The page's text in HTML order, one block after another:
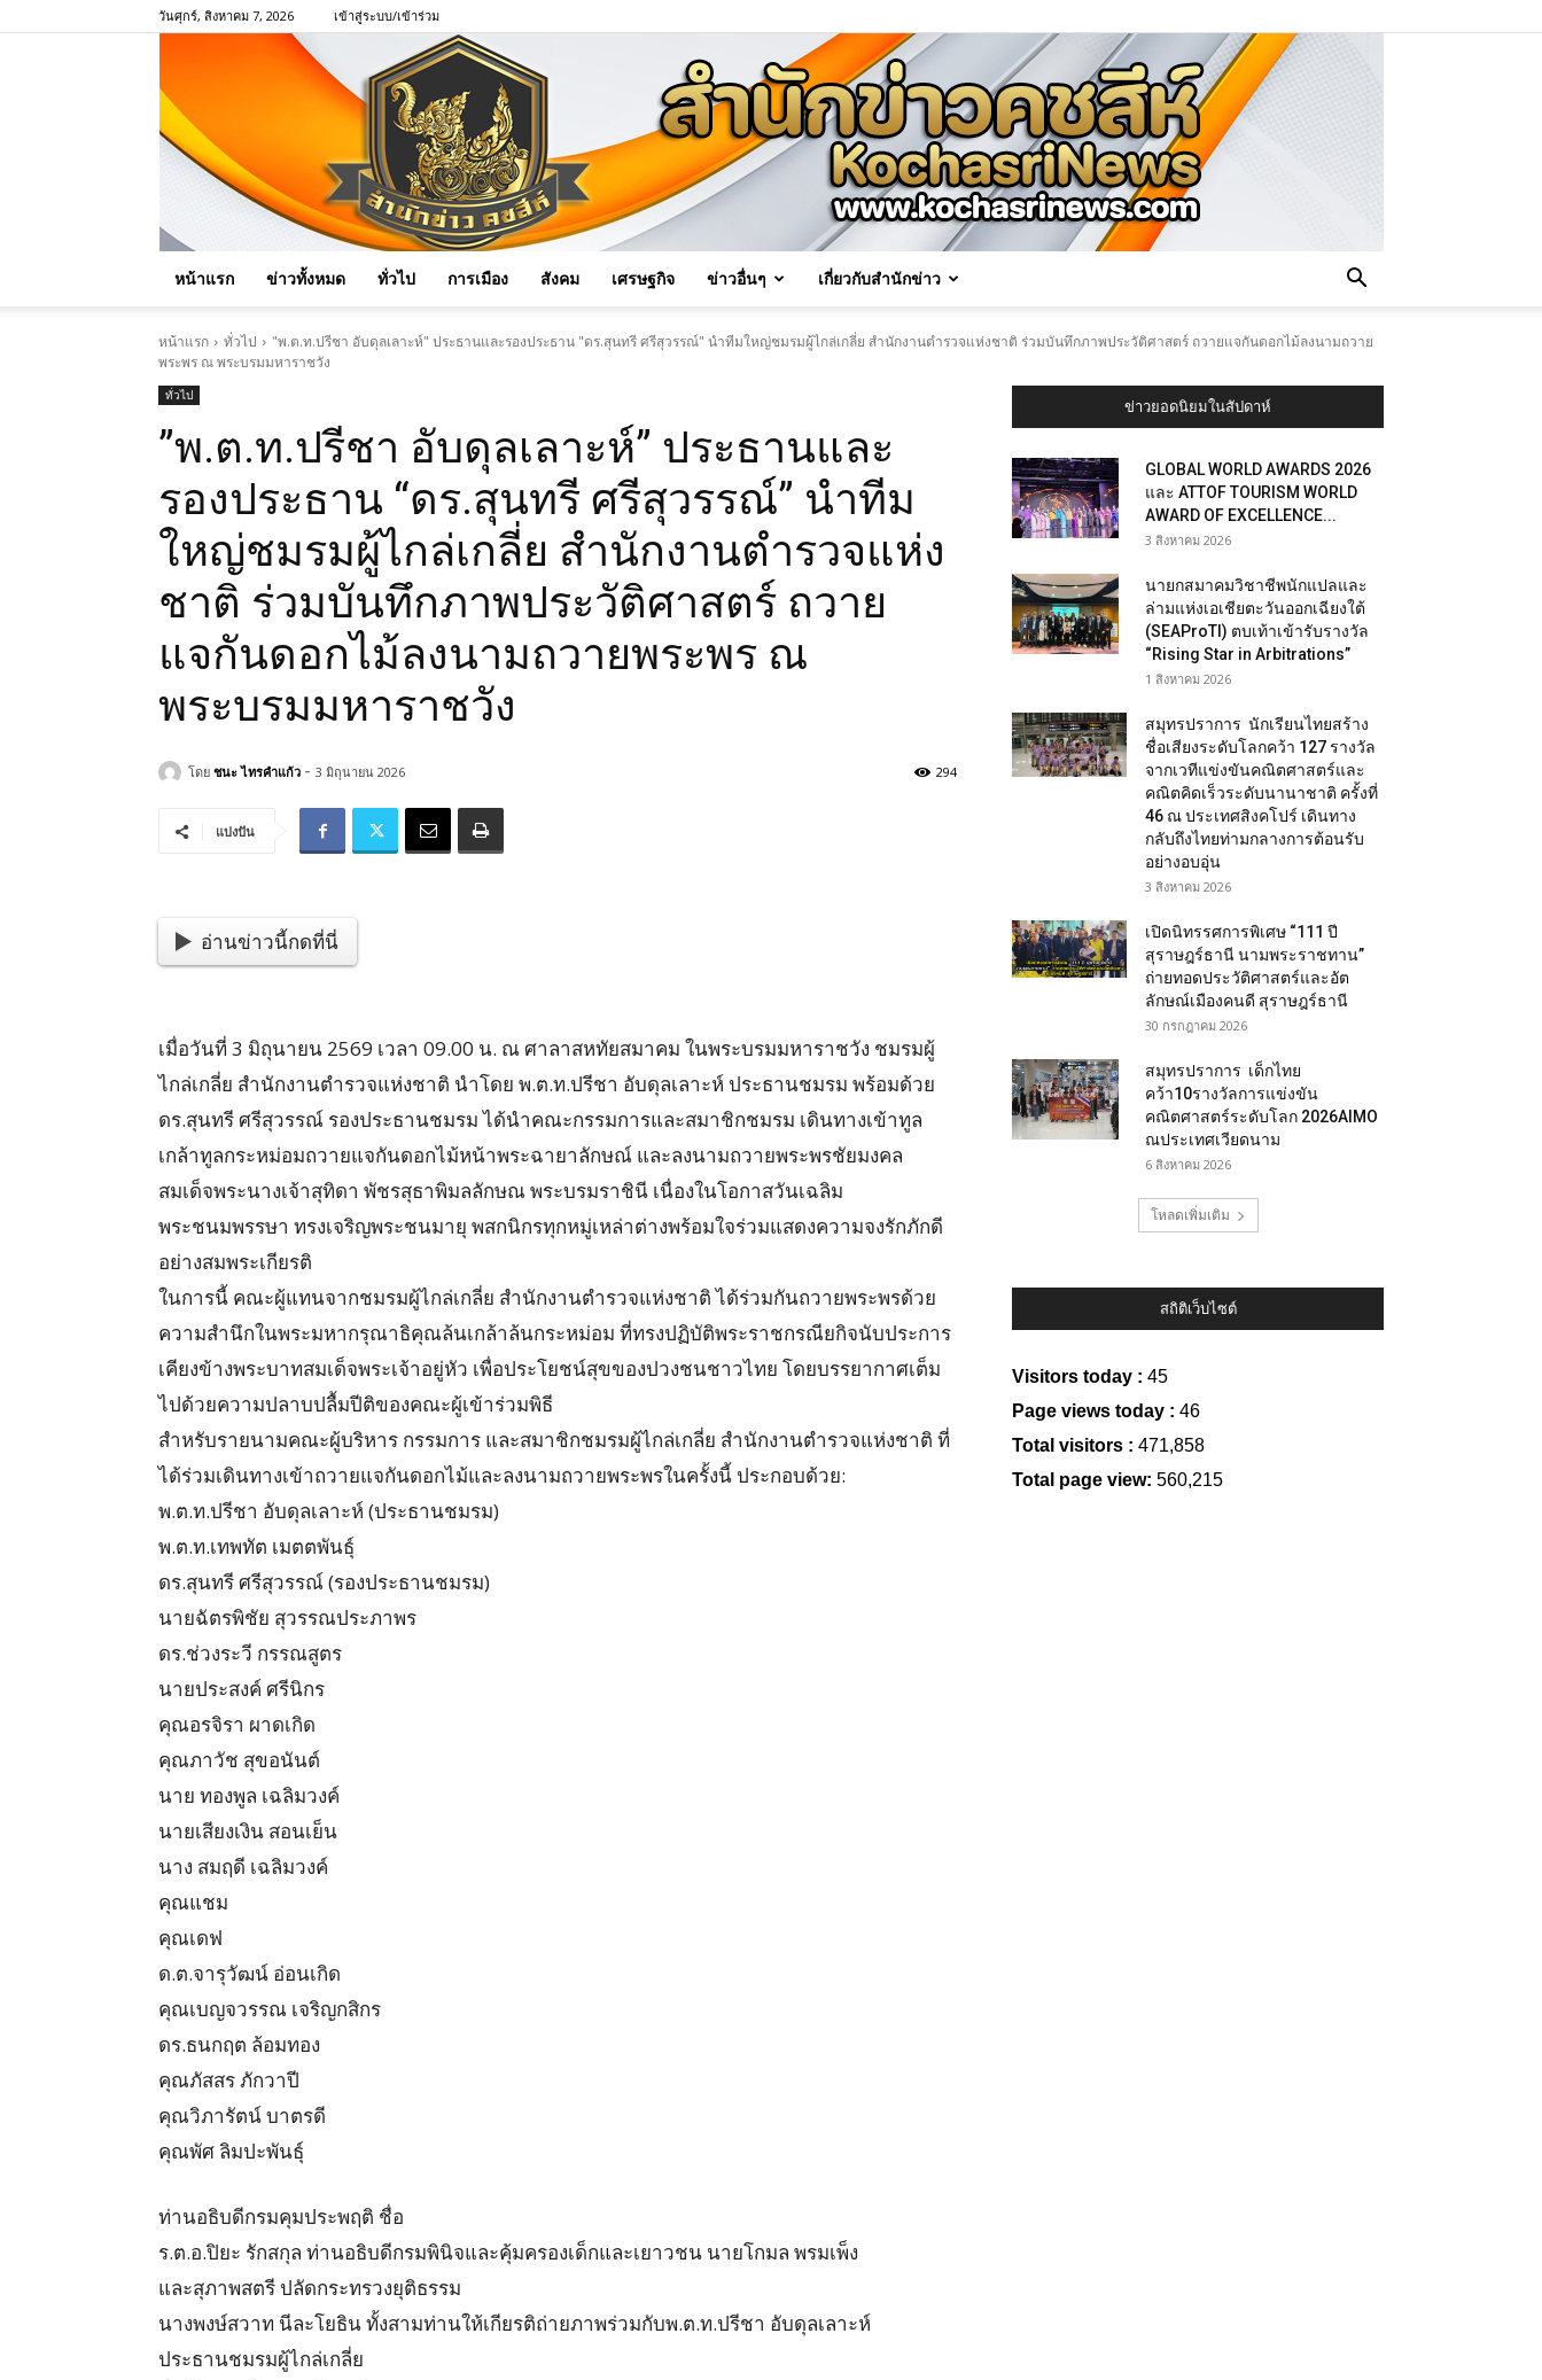
วันศุกร์, สิงหาคม 7, 2026 เข้าสู่ระบบ/เข้าร่วม
News
หน้าแรก ข่าวทั้งหมด ทั่วไป การเมือง สังคม เศรษฐกิจ ข่าวอื่นๆ เกี่ยวกับสำนักข่าว
หน้าแรก ทั่วไป
​"พ.ต.ท.ปรีชา อับดุลเลาะห์" ประธานและรองประธาน "ดร.สุนทรี ศรีสุวรรณ์" นำทีมใหญ่ชมรมผู้ไกล่เกลี่ย สำนักงานตำรวจแห่งชาติ ร่วมบันทึกภาพประวัติศาสตร์ ถวายแจกันดอกไม้ลงนามถวาย
พระพร ณ พระบรมมหาราชวัง
ทั่วไป
​”พ.ต.ท.ปรีชา อับดุลเลาะห์” ประธานและ
รองประธาน “ดร.สุนทรี ศรีสุวรรณ์” นำทีม
ใหญ่ชมรมผู้ไกล่เกลี่ย สำนักงานตำรวจแห่ง
ชาติ ร่วมบันทึกภาพประวัติศาสตร์ ถวาย
แจกันดอกไม้ลงนามถวายพระพร ณ
พระบรมมหาราชวัง
294
โดย ชนะ ไทรคำแก้ว - 3 มิถุนายน 2026
แบ่งปัน
อ่านข่าวนี้กดที่นี่
เมื่อวันที่ 3 มิถุนายน 2569 เวลา 09.00 น. ณ ศาลาสหทัยสมาคม ในพระบรมมหาราชวัง ชมรมผู้
ไกล่เกลี่ย สำนักงานตำรวจแห่งชาติ นำโดย พ.ต.ท.ปรีชา อับดุลเลาะห์ ประธานชมรม พร้อมด้วย
ดร.สุนทรี ศรีสุวรรณ์ รองประธานชมรม ได้นำคณะกรรมการและสมาชิกชมรม เดินทางเข้าทูล
เกล้าทูลกระหม่อมถวายแจกันดอกไม้หน้าพระฉายาลักษณ์ และลงนามถวายพระพรชัยมงคล
สมเด็จพระนางเจ้าสุทิดา พัชรสุธาพิมลลักษณ พระบรมราชินี เนื่องในโอกาสวันเฉลิม
พระชนมพรรษา ทรงเจริญพระชนมายุ พสกนิกรทุกหมู่เหล่าต่างพร้อมใจร่วมแสดงความจงรักภักดี
อย่างสมพระเกียรติ
​ในการนี้ คณะผู้แทนจากชมรมผู้ไกล่เกลี่ย สำนักงานตำรวจแห่งชาติ ได้ร่วมกันถวายพระพรด้วย
ความสำนึกในพระมหากรุณาธิคุณล้นเกล้าล้นกระหม่อม ที่ทรงปฏิบัติพระราชกรณียกิจนับประการ
เคียงข้างพระบาทสมเด็จพระเจ้าอยู่หัว เพื่อประโยชน์สุขของปวงชนชาวไทย โดยบรรยากาศเต็ม
ไปด้วยความปลาบปลื้มปีติของคณะผู้เข้าร่วมพิธี
​สำหรับรายนามคณะผู้บริหาร กรรมการ และสมาชิกชมรมผู้ไกล่เกลี่ย สำนักงานตำรวจแห่งชาติ ที่
ได้ร่วมเดินทางเข้าถวายแจกันดอกไม้และลงนามถวายพระพรในครั้งนี้ ประกอบด้วย:
​พ.ต.ท.ปรีชา อับดุลเลาะห์ (ประธานชมรม)
​พ.ต.ท.เทพทัต เมตตพันธุ์
​ดร.สุนทรี ศรีสุวรรณ์ (รองประธานชมรม)
​นายฉัตรพิชัย สุวรรณประภาพร
​ดร.ช่วงระวี กรรณสูตร
​นายประสงค์ ศรีนิกร
​คุณอรจิรา ผาดเกิด
​คุณภาวัช สุขอนันต์
​นาย ทองพูล เฉลิมวงค์
​นายเสียงเงิน สอนเย็น
​นาง สมฤดี เฉลิมวงค์
​คุณแชม
​คุณเดฟ
​ด.ต.จารุวัฒน์ อ่อนเกิด
​คุณเบญจวรรณ เจริญกสิกร
​ดร.ธนกฤต ล้อมทอง
​คุณภัสสร ภักวาปี
​คุณวิภารัตน์ บาตรดี
​คุณพัศ ลิมปะพันธุ์
ท่านอธิบดีกรมคุมประพฤติ ชื่อ
ร.ต.อ.ปิยะ รักสกุล ท่านอธิบดีกรมพินิจและคุ้มครองเด็กและเยาวชน นายโกมล พรมเพ็ง
และสุภาพสตรี ปลัดกระทรวงยุติธรรม
นางพงษ์สวาท นีละโยธิน ทั้งสามท่านให้เกียรติถ่ายภาพร่วมกับพ.ต.ท.ปรีชา อับดุลเลาะห์
ประธานชมรมผู้ไกล่เกลี่ย
ข่าวยอดนิยมในสัปดาห์
GLOBAL WORLD AWARDS 2026
และ ATTOF TOURISM WORLD
AWARD OF EXCELLENCE...
3 สิงหาคม 2026
นายกสมาคมวิชาชีพนักแปลและ
ล่ามแห่งเอเชียตะวันออกเฉียงใต้
(SEAProTI) ตบเท้าเข้ารับรางวัล
“Rising Star in Arbitrations”
1 สิงหาคม 2026
สมุทรปราการ นักเรียนไทยสร้าง
ชื่อเสียงระดับโลกคว้า 127 รางวัล
จากเวทีแข่งขันคณิตศาสตร์และ
คณิตคิดเร็วระดับนานาชาติ ครั้งที่
46 ณ ประเทศสิงคโปร์ เดินทาง
กลับถึงไทยท่ามกลางการต้อนรับ
อย่างอบอุ่น
3 สิงหาคม 2026
เปิดนิทรรศการพิเศษ “111 ปี
สุราษฎร์ธานี นามพระราชทาน”
ถ่ายทอดประวัติศาสตร์และอัต
ลักษณ์เมืองคนดี สุราษฎร์ธานี
30 กรกฎาคม 2026
สมุทรปราการ เด็กไทย
คว้า10รางวัลการแข่งขัน
คณิตศาสตร์ระดับโลก 2026AIMO
ณประเทศเวียดนาม
6 สิงหาคม 2026
โหลดเพิ่มเติม
สถิติเว็บไซต์
Visitors today : 45
Page views today : 46
Total visitors : 471,858
Total page view: 560,215